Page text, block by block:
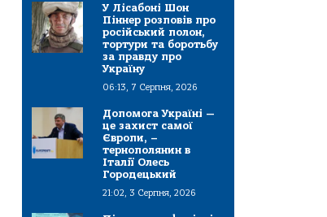
У Лісабоні Шон
Піннер розповів про
російський полон,
тортури та боротьбу
за правду про
Україну
06:13, 7 Серпня, 2026
Допомога Україні —
це захист самої
Європи, –
тернополянин в
Італії Олесь
Городецький
21:02, 3 Серпня, 2026